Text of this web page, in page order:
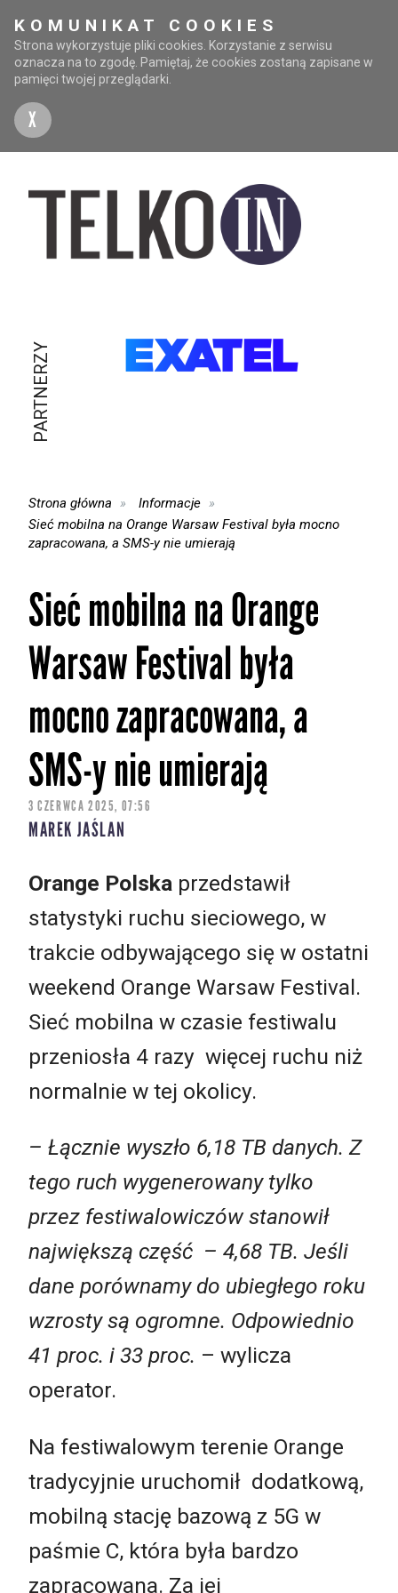
KOMUNIKAT COOKIES
Strona wykorzystuje pliki cookies. Korzystanie z serwisu
oznacza na to zgodę. Pamiętaj, że cookies zostaną zapisane w
pamięci twojej przeglądarki.
X
PARTNERZY
Strona główna
Informacje
Sieć mobilna na Orange Warsaw Festival była mocno
zapracowana, a SMS-y nie umierają
Sieć mobilna na Orange
Warsaw Festival była
mocno zapracowana, a
SMS-y nie umierają
3 CZERWCA 2025, 07:56
MAREK JAŚLAN
Orange Polska przedstawił
statystyki ruchu sieciowego, w
trakcie odbywającego się w ostatni
weekend Orange Warsaw Festival.
Sieć mobilna w czasie festiwalu
przeniosła 4 razy więcej ruchu niż
normalnie w tej okolicy.
– Łącznie wyszło 6,18 TB danych. Z
tego ruch wygenerowany tylko
przez festiwalowiczów stanowił
największą część – 4,68 TB. Jeśli
dane porównamy do ubiegłego roku
wzrosty są ogromne. Odpowiednio
41 proc. i 33 proc. – wylicza
operator.
Na festiwalowym terenie Orange
tradycyjnie uruchomił dodatkową,
mobilną stację bazową z 5G w
paśmie C, która była bardzo
zapracowana. Za jej